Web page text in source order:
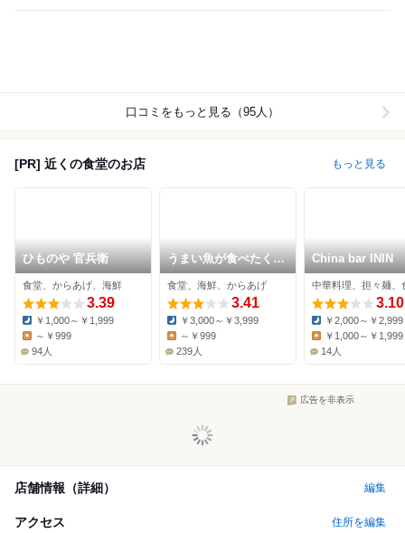
口コミをもっと見る（95人）
[PR] 近くの食堂のお店 もっと見る
ひものや 官兵衛
食堂、からあげ、海鮮
3.39
Dinner:
￥1,000～￥1,999
Lunch:
～￥999
94人
うまい魚が食べたくて
中日ビル店
食堂、海鮮、からあげ
3.41
Dinner:
￥3,000～￥3,999
～￥999
239人
China bar ININ
中華料理、担々麺、
3.10
Dinner:
￥2,000～￥2,999
Lunch:
￥1,000～￥1,999
14人
広告を非表示
店舗情報（詳細） 編集
アクセス 住所を編集